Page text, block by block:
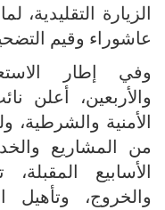
الزيارة
عاشوراء وقيم
وفي إطار
والأربعين، أعلن
الأمنية
من المشاريع
الأسابيع
والخروج، وتأهيل